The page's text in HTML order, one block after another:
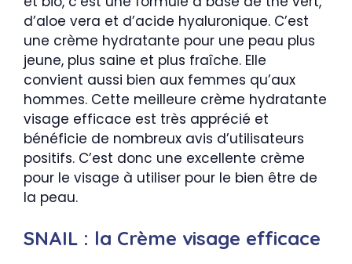
d’aloe vera et d’acide hyaluronique. C’est
une crème hydratante pour une peau plus
jeune, plus saine et plus fraîche. Elle
convient aussi bien aux femmes qu’aux
hommes. Cette meilleure crème hydratante
visage efficace est très apprécié et
bénéficie de nombreux avis d’utilisateurs
positifs. C’est donc une excellente crème
pour le visage à utiliser pour le bien être de
la peau.
SNAIL : la Crème visage efficace